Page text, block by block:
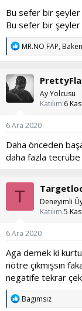
Bu sefer bir şeyler
Bu sefer bir şeyler
T
p
k
i
l
e
MR.NO FAP,
Ay Yolcusu
Katılım 6
6 Ara 2020
Daha önceden
daha fazla tecrübe
T
Deneyimli
Katılım 5
6 Ara 2020
Aga demek ki
nötre çıkmışsın
negatife tekrar
T
Bagımsız